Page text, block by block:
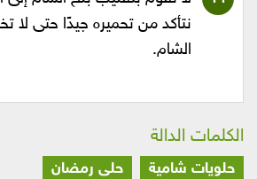
نتأكد من تحميره جيدًا حتى لا
الشام.
الكلمات الدالة
حلويات شامية
حلى رمضان